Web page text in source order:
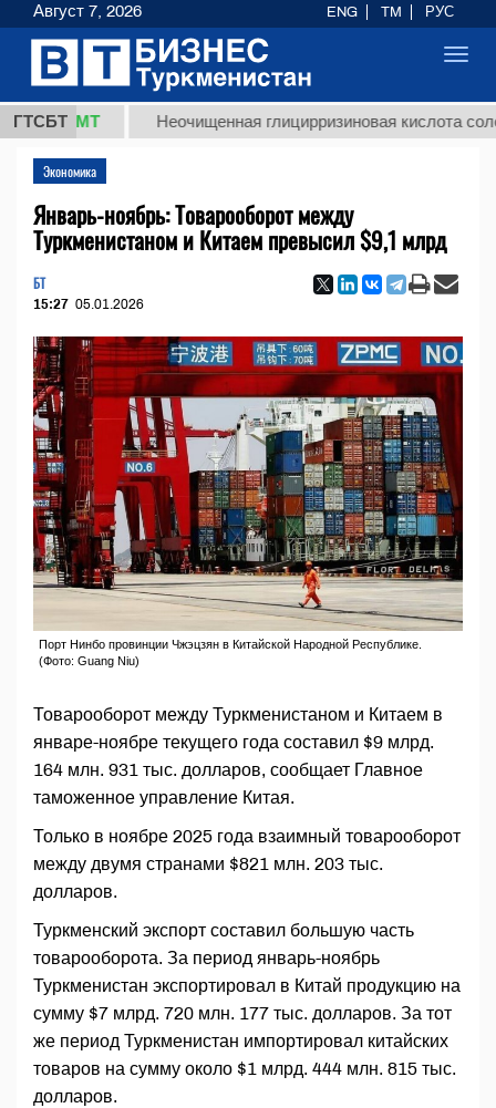
ГТСБТ
ТМТ Неочищенная глицирризиновая кислота
Экономика
Январь-ноябрь: Товарооборот между
Туркменистаном и Китаем превысил $9,1 млрд
БТ
15:27 05.01.2026
Порт Нинбо провинции Чжэцзян в Китайской Народной Республике.
(Фото: Guang Niu)
Товарооборот между Туркменистаном и Китаем в
январе-ноябре текущего года составил $9 млрд.
164 млн. 931 тыс. долларов, сообщает Главное
таможенное управление Китая.
Только в ноябре 2025 года взаимный товарооборот
между двумя странами $821 млн. 203 тыс.
долларов.
Туркменский экспорт составил большую часть
товарооборота. За период январь-ноябрь
Туркменистан экспортировал в Китай продукцию на
сумму $7 млрд. 720 млн. 177 тыс. долларов. За тот
же период Туркменистан импортировал китайских
товаров на сумму около $1 млрд. 444 млн. 815 тыс.
долларов.
Август 7, 2026 ENG TM РУС